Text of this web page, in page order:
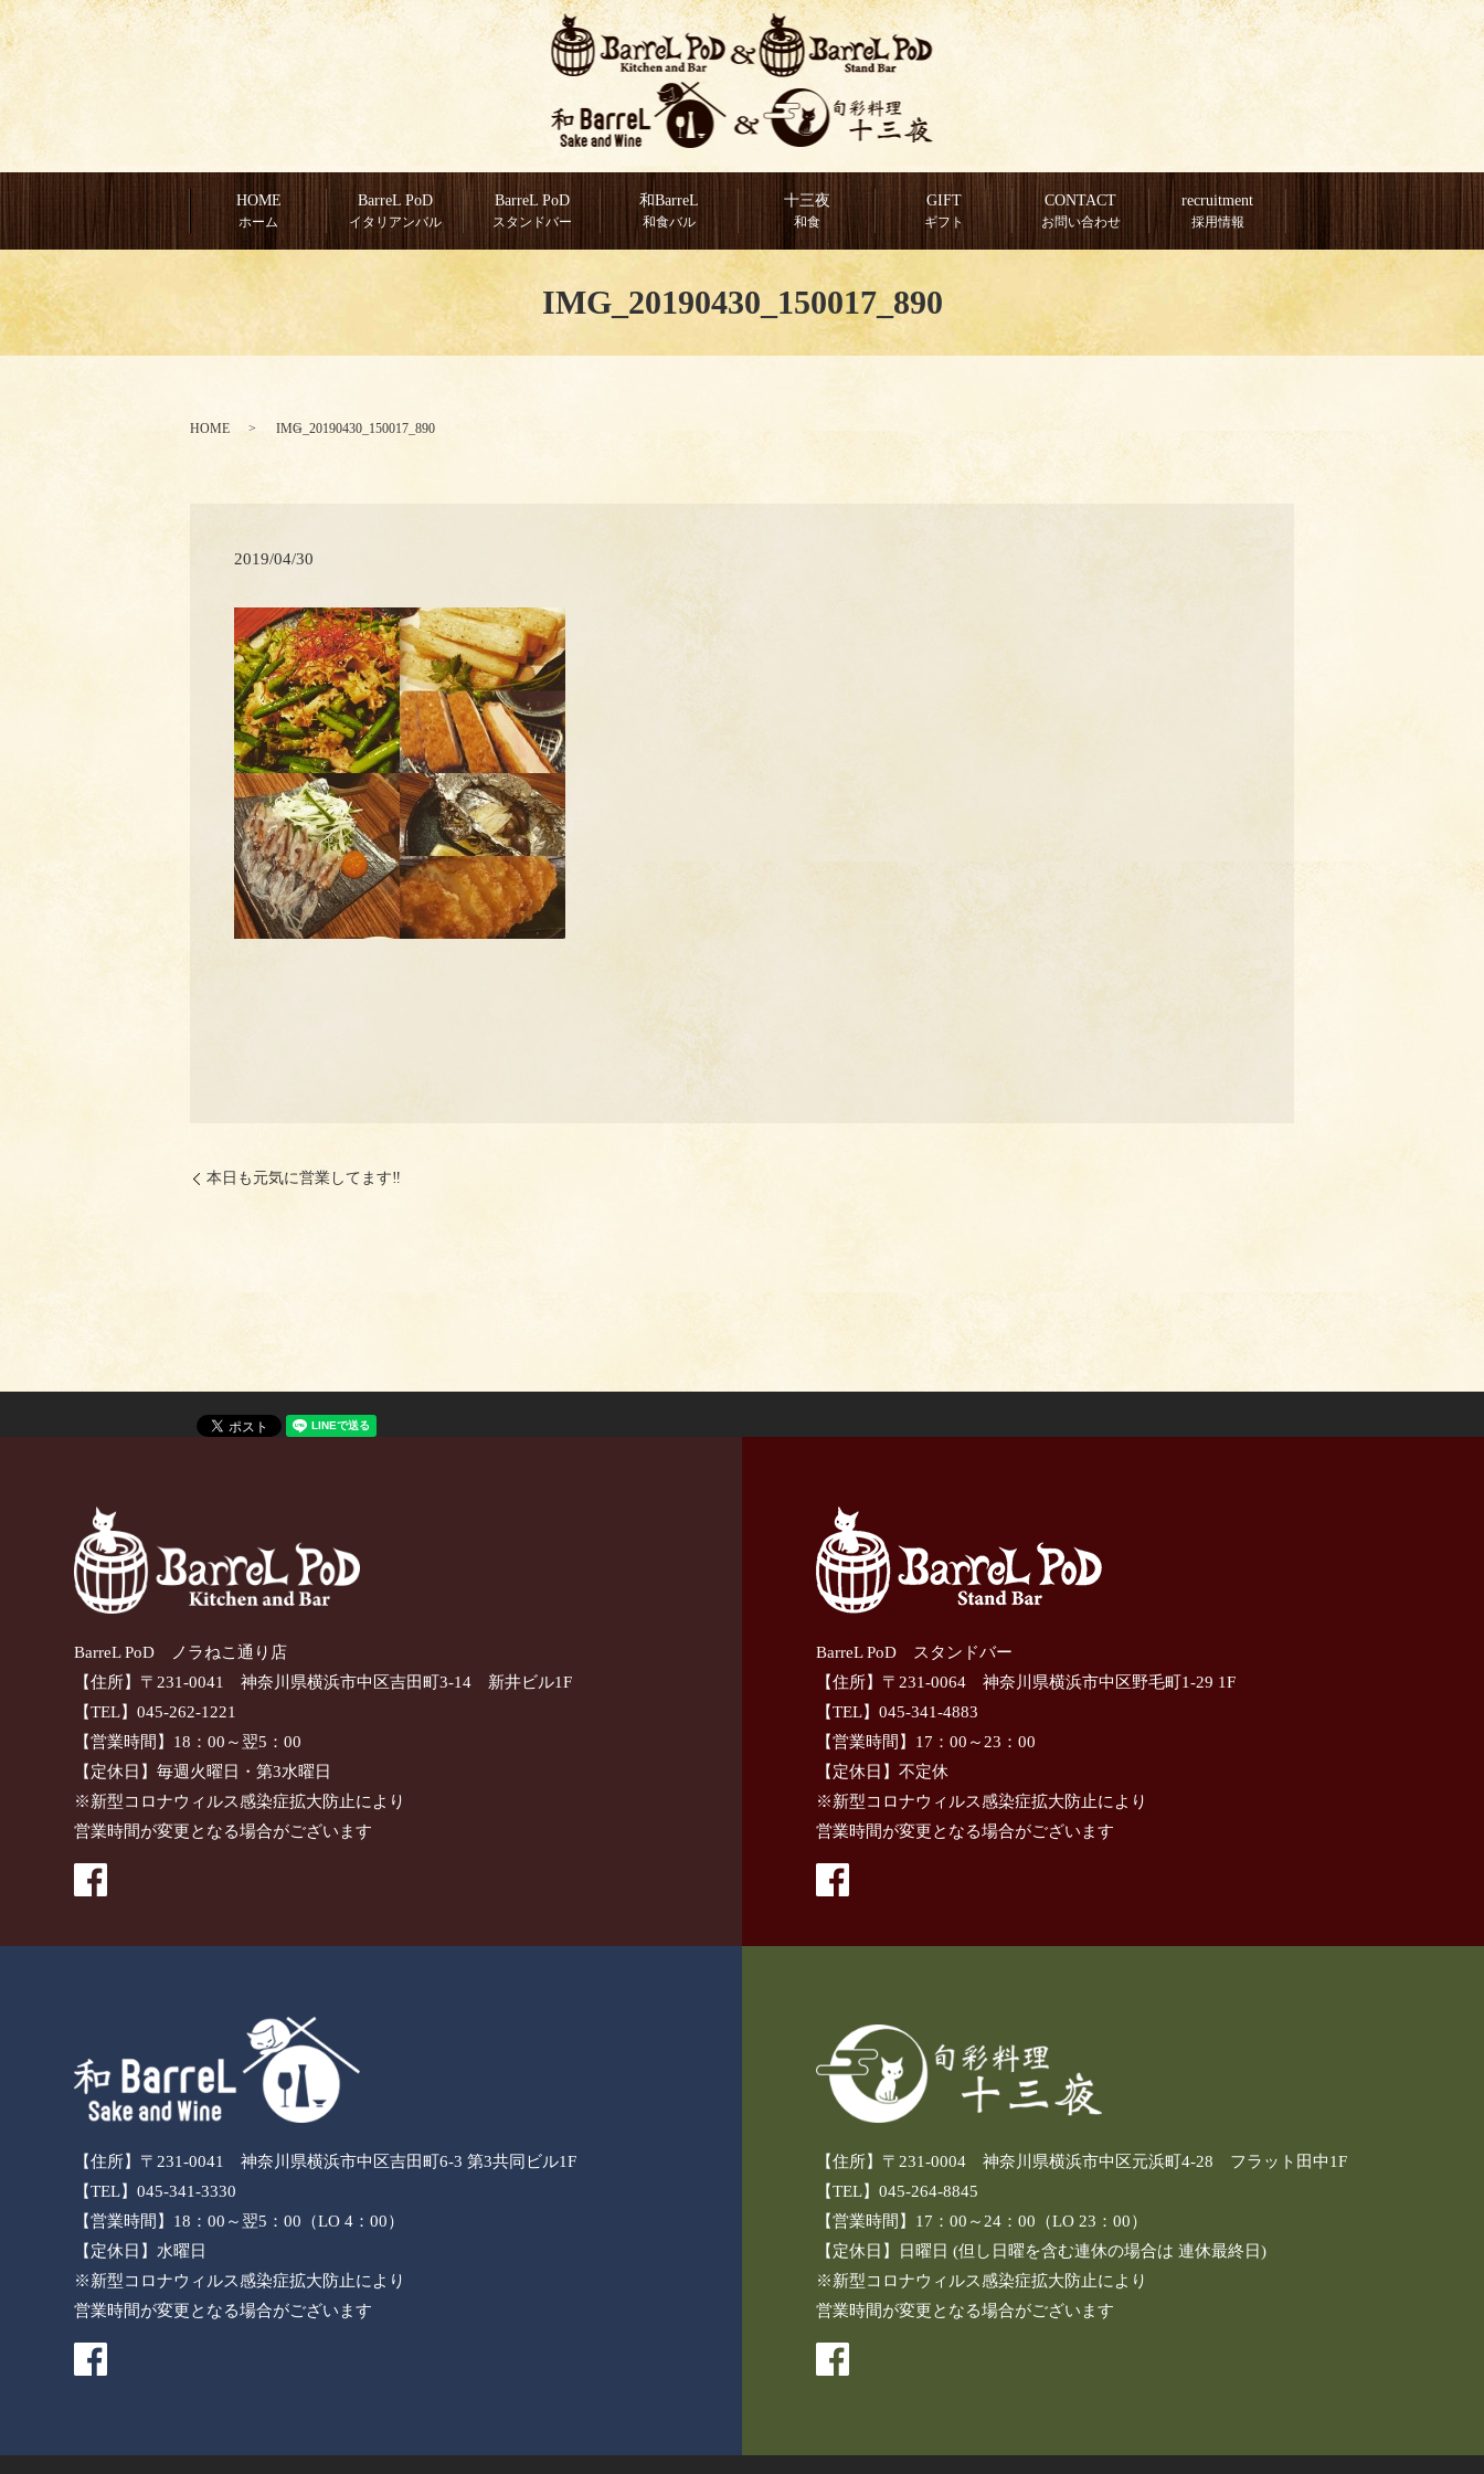
HOME
ホーム
BarreL PoD
イタリアンバル
BarreL PoD
スタンドバー
和BarreL
和食バル
十三夜
和食
GIFT
ギフト
CONTACT
お問い合わせ
recruitment
採用情報
IMG_20190430_150017_890
HOME IMG_20190430_150017_890
2019/04/30
本日も元気に営業してます‼️
BarreL PoD ノラねこ通り店
【住所】〒231-0041 神奈川県横浜市中区吉田町3-14 新井ビル1F
【TEL】045-262-1221
【営業時間】18：00～翌5：00
【定休日】毎週火曜日・第3水曜日
※新型コロナウィルス感染症拡大防止により
営業時間が変更となる場合がございます
BarreL PoD スタンドバー
【住所】〒231-0064 神奈川県横浜市中区野毛町1-29 1F
【TEL】045-341-4883
【営業時間】17：00～23：00
【定休日】不定休
※新型コロナウィルス感染症拡大防止により
営業時間が変更となる場合がございます
【住所】〒231-0041 神奈川県横浜市中区吉田町6-3 第3共同ビル1F
【TEL】045-341-3330
【営業時間】18：00～翌5：00（LO 4：00）
【定休日】水曜日
※新型コロナウィルス感染症拡大防止により
営業時間が変更となる場合がございます
【住所】〒231-0004 神奈川県横浜市中区元浜町4-28 フラット田中1F
【TEL】045-264-8845
【営業時間】17：00～24：00（LO 23：00）
【定休日】日曜日 (但し日曜を含む連休の場合は 連休最終日)
※新型コロナウィルス感染症拡大防止により
営業時間が変更となる場合がございます